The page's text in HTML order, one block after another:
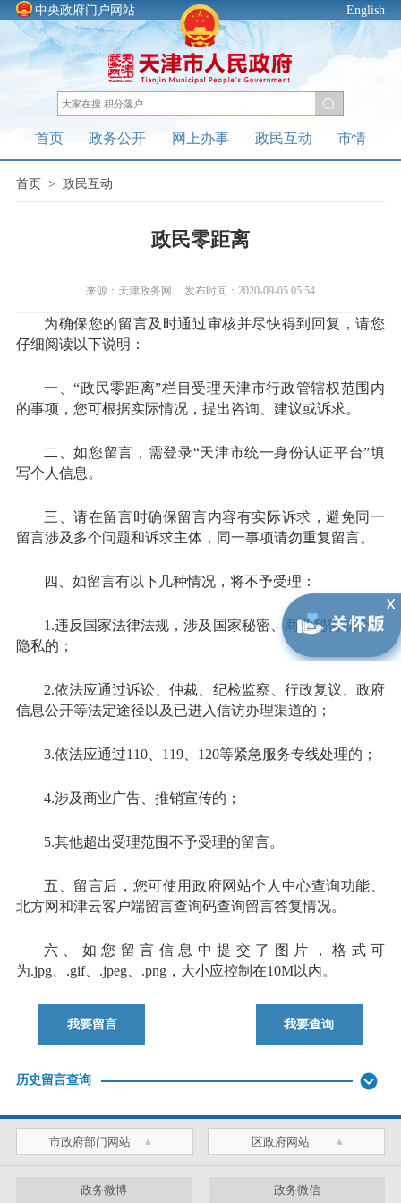
中央政府门户网站 English
首页 政务公开 网上办事 政民互动 市情
首页> 政民互动
政民零距离
来源：天津政务网 发布时间：2020-09-05 05:54
为确保您的留言及时通过审核并尽快得到回复，请您
仔细阅读以下说明：
一、“政民零距离”栏目受理天津市行政管辖权范围内
的事项，您可根据实际情况，提出咨询、建议或诉求。
二、如您留言，需登录“天津市统一身份认证平台”填
写个人信息。
三、请在留言时确保留言内容有实际诉求，避免同一
留言涉及多个问题和诉求主体，同一事项请勿重复留言。
四、如留言有以下几种情况，将不予受理：
1.违反国家法律法规，涉及国家秘密、商业秘密或个人
隐私的；
2.依法应通过诉讼、仲裁、纪检监察、行政复议、政府
信息公开等法定途径以及已进入信访办理渠道的；
3.依法应通过110、119、120等紧急服务专线处理的；
4.涉及商业广告、推销宣传的；
5.其他超出受理范围不予受理的留言。
五、留言后，您可使用政府网站个人中心查询功能、
北方网和津云客户端留言查询码查询留言答复情况。
六、如您留言信息中提交了图片，格式可
为.jpg、.gif、.jpeg、.png，大小应控制在10M以内。
我要留言 我要查询
历史留言查询
市政府部门网站 区政府网站
政务微博 政务微信